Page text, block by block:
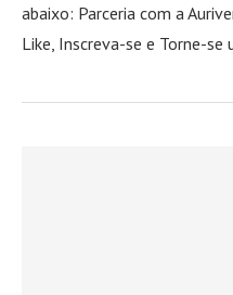
abaixo: Parceria com a
Like, Inscreva-se e Torne-